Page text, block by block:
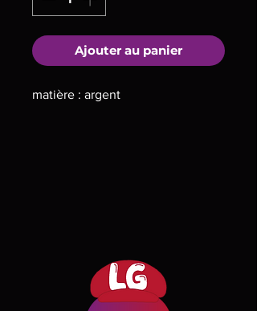
Ajouter au panier
matière : argent